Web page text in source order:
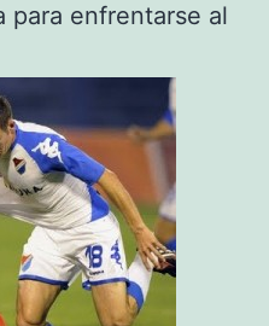
para enfrentarse al